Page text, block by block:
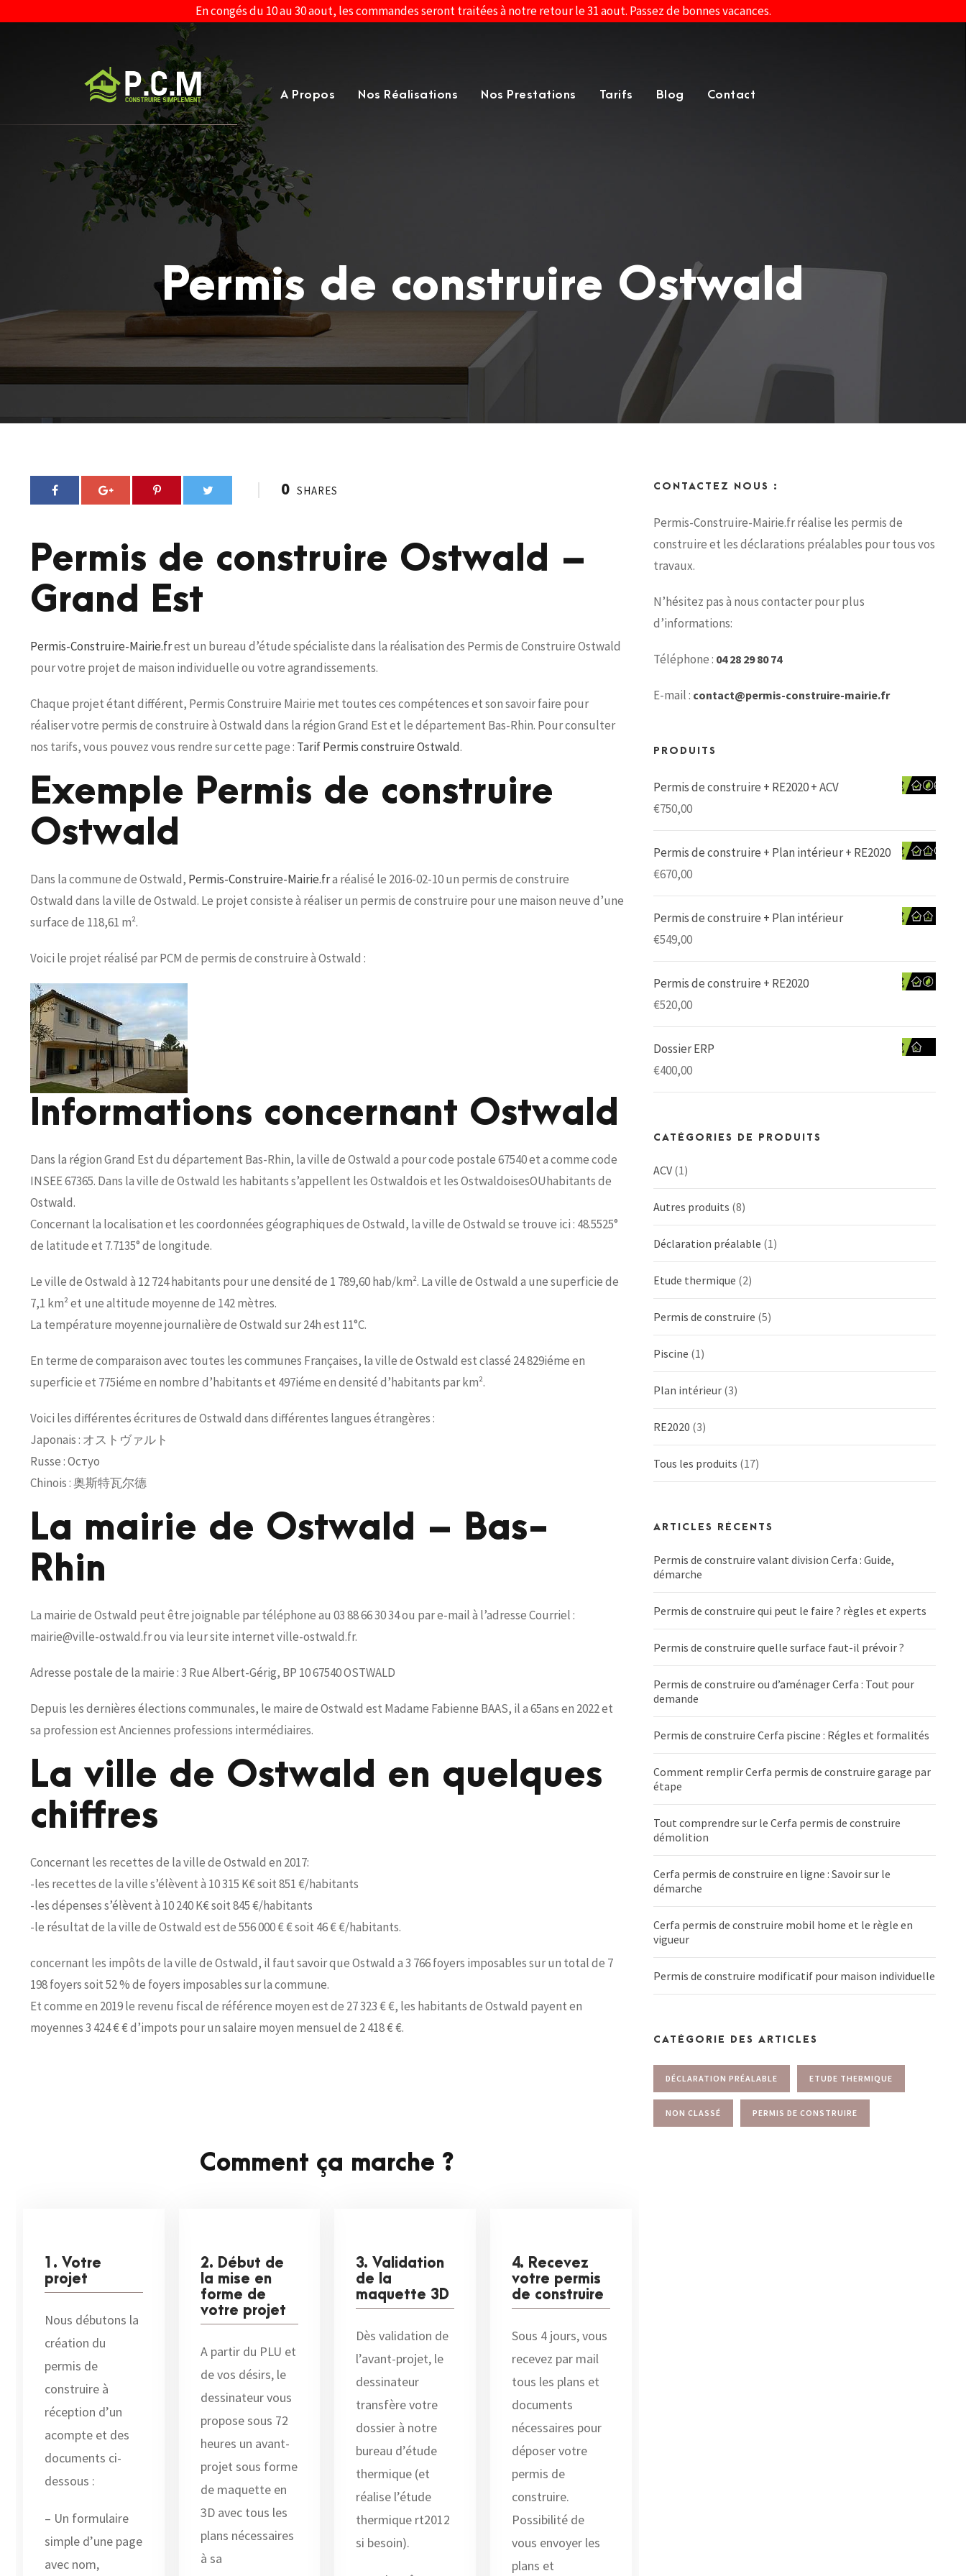
En congés du 10 au 30 aout, les commandes seront traitées à notre retour le 31 aout. Passez de bonnes vacances.
A Propos Nos Réalisations Nos Prestations Tarifs Blog Contact
Permis de construire Ostwald
0 SHARES
Permis de construire Ostwald –
Grand Est
Permis-Construire-Mairie.frest un bureau d’étude spécialiste dans la réalisation des Permis de Construire Ostwald
pour votre projet de maison individuelle ou votre agrandissements.
Chaque projet étant différent, Permis Construire Mairie met toutes ces compétences et son savoir faire pour
réaliser votre permis de construire à Ostwald dans la région Grand Est et le département Bas-Rhin. Pour consulter
nos tarifs, vous pouvez vous rendre sur cette page : Tarif Permis construire Ostwald.
Exemple Permis de construire
Ostwald
Dans la commune de Ostwald, Permis-Construire-Mairie.fra réalisé le 2016-02-10 un permis de construire
Ostwald dans la ville de Ostwald. Le projet consiste à réaliser un permis de construire pour une maison neuve d’une
surface de 118,61 m².
Voici le projet réalisé par PCM de permis de construire à Ostwald :
Informations concernant Ostwald
Dans la région Grand Est du département Bas-Rhin, la ville de Ostwald a pour code postale 67540 et a comme code
INSEE 67365. Dans la ville de Ostwald les habitants s’appellent les Ostwaldois et les OstwaldoisesOUhabitants de
Ostwald.
Concernant la localisation et les coordonnées géographiques de Ostwald, la ville de Ostwald se trouve ici : 48.5525°
de latitude et 7.7135° de longitude.
Le ville de Ostwald à 12 724 habitants pour une densité de 1 789,60 hab/km². La ville de Ostwald a une superficie de
7,1 km² et une altitude moyenne de 142 mètres.
La température moyenne journalière de Ostwald sur 24h est 11°C.
En terme de comparaison avec toutes les communes Françaises, la ville de Ostwald est classé 24 829iéme en
superficie et 775iéme en nombre d’habitants et 497iéme en densité d’habitants par km².
Voici les différentes écritures de Ostwald dans différentes langues étrangères :
Japonais : オストヴァルト
Russe : Остуо
Chinois : 奥斯特瓦尔德
La mairie de Ostwald – Bas-
Rhin
La mairie de Ostwald peut être joignable par téléphone au 03 88 66 30 34 ou par e-mail à l’adresse Courriel :
mairie@ville-ostwald.fr ou via leur site internet ville-ostwald.fr.
Adresse postale de la mairie : 3 Rue Albert-Gérig, BP 10 67540 OSTWALD
Depuis les dernières élections communales, le maire de Ostwald est Madame Fabienne BAAS, il a 65ans en 2022 et
sa profession est Anciennes professions intermédiaires.
La ville de Ostwald en quelques
chiffres
Concernant les recettes de la ville de Ostwald en 2017:
-les recettes de la ville s’élèvent à 10 315 K€ soit 851 €/habitants
-les dépenses s’élèvent à 10 240 K€ soit 845 €/habitants
-le résultat de la ville de Ostwald est de 556 000 € € soit 46 € €/habitants.
concernant les impôts de la ville de Ostwald, il faut savoir que Ostwald a 3 766 foyers imposables sur un total de 7
198 foyers soit 52 % de foyers imposables sur la commune.
Et comme en 2019 le revenu fiscal de référence moyen est de 27 323 € €, les habitants de Ostwald payent en
moyennes 3 424 € € d’impots pour un salaire moyen mensuel de 2 418 € €.
Comment ça marche ?
1. Votre
projet
Nous débutons la
création du
permis de
construire à
réception d’un
acompte et des
documents ci-
dessous :
– Un formulaire
simple d’une page
avec nom,
2. Début de
la mise en
forme de
votre projet
A partir du PLU et
de vos désirs, le
dessinateur vous
propose sous 72
heures un avant-
projet sous forme
de maquette en
3D avec tous les
plans nécessaires
à sa
3. Validation
de la
maquette 3D
Dès validation de
l’avant-projet, le
dessinateur
transfère votre
dossier à notre
bureau d’étude
thermique (et
réalise l’étude
thermique rt2012
si besoin).
4. Recevez
votre permis
de construire
Sous 4 jours, vous
recevez par mail
tous les plans et
documents
nécessaires pour
déposer votre
permis de
construire.
Possibilité de
vous envoyer les
plans et
CONTACTEZ NOUS :
Permis-Construire-Mairie.fr réalise les permis de
construire et les déclarations préalables pour tous vos
travaux.
N’hésitez pas à nous contacter pour plus
d’informations:
Téléphone : 04 28 29 80 74
E-mail : contact@permis-construire-mairie.fr
PRODUITS
Permis de construire + RE2020 + ACV
€750,00
Permis de construire + Plan intérieur + RE2020
€670,00
Permis de construire + Plan intérieur
€549,00
Permis de construire + RE2020
€520,00
Dossier ERP
€400,00
CATÉGORIES DE PRODUITS
ACV (1)
Autres produits (8)
Déclaration préalable (1)
Etude thermique (2)
Permis de construire (5)
Piscine (1)
Plan intérieur (3)
RE2020 (3)
Tous les produits (17)
ARTICLES RÉCENTS
Permis de construire valant division Cerfa : Guide,
démarche
Permis de construire qui peut le faire ? règles et experts
Permis de construire quelle surface faut-il prévoir ?
Permis de construire ou d’aménager Cerfa : Tout pour
demande
Permis de construire Cerfa piscine : Régles et formalités
Comment remplir Cerfa permis de construire garage par
étape
Tout comprendre sur le Cerfa permis de construire
démolition
Cerfa permis de construire en ligne : Savoir sur le
démarche
Cerfa permis de construire mobil home et le règle en
vigueur
Permis de construire modificatif pour maison individuelle
CATÉGORIE DES ARTICLES
DÉCLARATION PRÉALABLE ETUDE THERMIQUE
NON CLASSÉ PERMIS DE CONSTRUIRE